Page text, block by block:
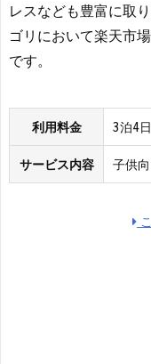
レスなども豊富に取
ゴリにおいて楽天市
です。
利用料金 3泊4
サービス内容 子供